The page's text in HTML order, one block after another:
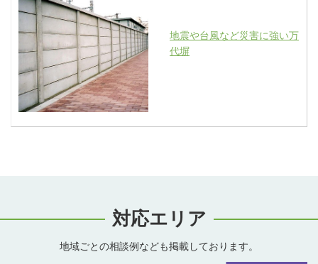
地震や台風など災害に強い万
代塀
対応エリア
地域ごとの相談例なども掲載しております。